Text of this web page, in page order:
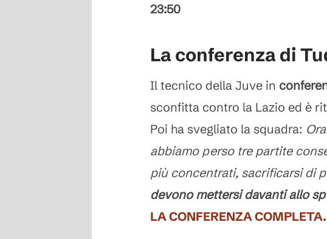
23:50
La conferenza di
Il tecnico della Juve in
sconfitta contro la Lazio ed è
Poi ha svegliato la squadra:
abbiamo perso tre partite
più concentrati, sacrificarsi di
devono mettersi davanti allo
LA CONFERENZA COMPLETA.